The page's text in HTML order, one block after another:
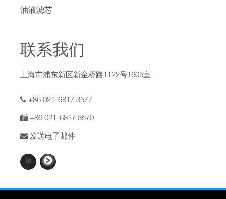
油液滤芯
联系我们
上海市浦东新区新金桥路1122号1605室
+86 021-6817 3577
+86 021-6817 3570
发送电子邮件